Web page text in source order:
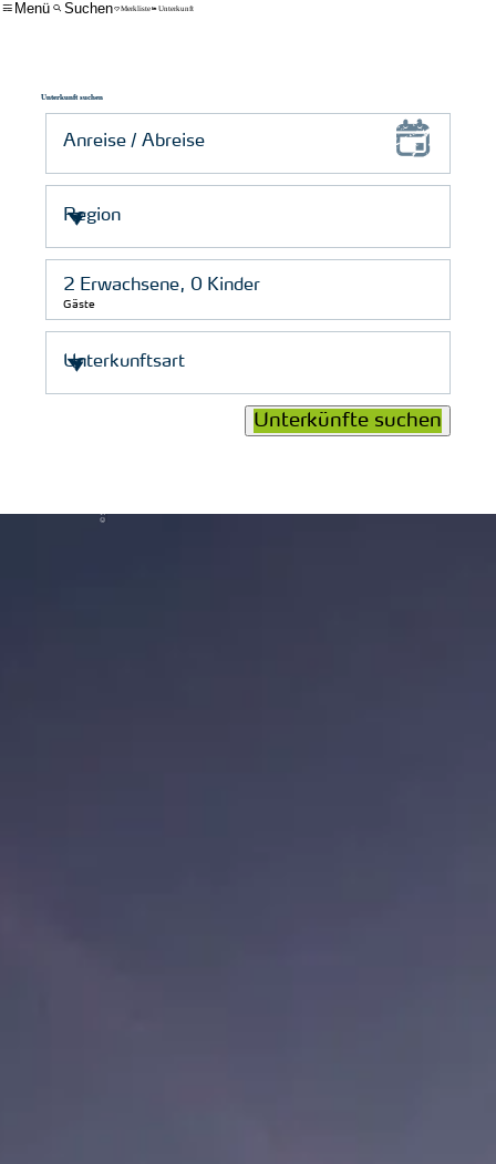
Menü Suchen Merkliste Unterkunft
Unterkunft suchen
Gäste
Unterkünfte suchen